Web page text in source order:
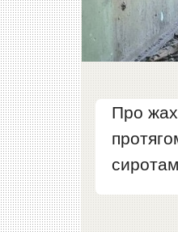
Про